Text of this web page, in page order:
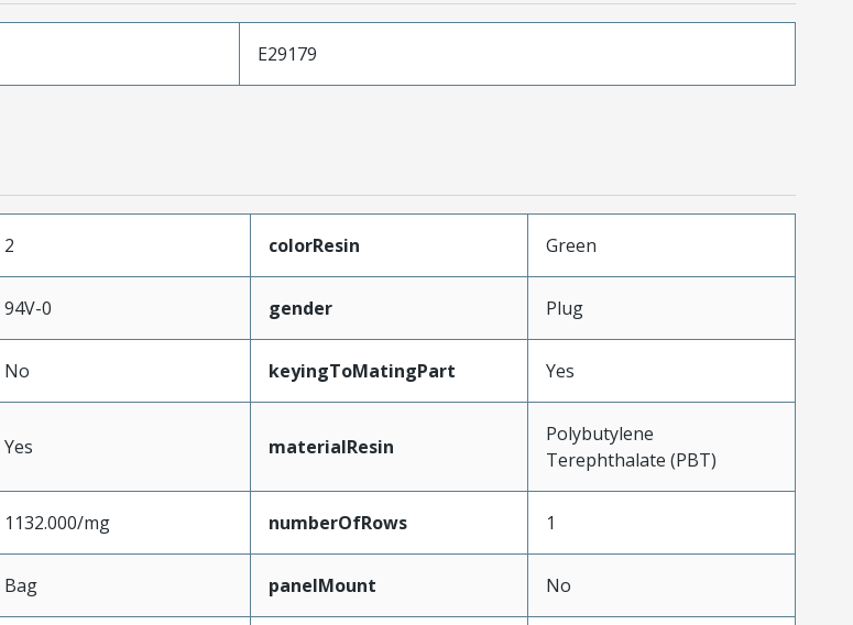
E29179
2 colorResin Green
94V-0 gender Plug
No keyingToMatingPart Yes
Yes materialResin
Polybutylene
Terephthalate (PBT)
1132.000/mg numberOfRows 1
Bag panelMount No